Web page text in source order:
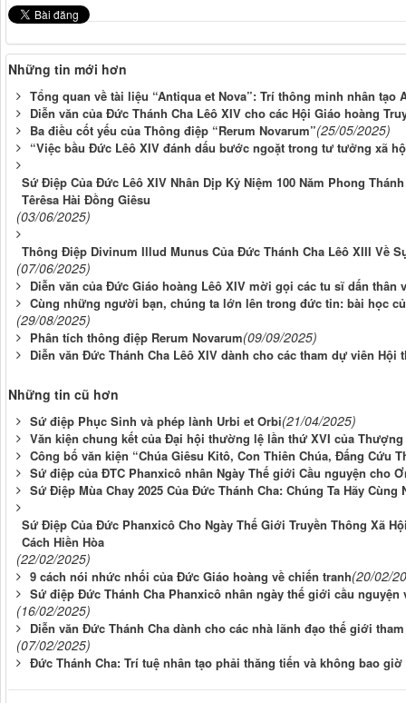
Những tin mới hơn
Tổng quan về tài liệu “Antiqua et Nova”: Trí thông minh nhân tạo
Diễn văn của Đức Thánh Cha Lêô XIV cho các Hội Giáo hoàng
Ba điều cốt yếu của Thông điệp “Rerum Novarum”(25/05/2025)
“Việc bầu Đức Lêô XIV đánh dấu bước ngoặt trong tư tưởng xã
Sứ Điệp Của Đức Lêô XIV Nhân Dịp Kỷ Niệm 100 Năm Phong
Têrêsa Hài Đồng Giêsu
(03/06/2025)
Thông Điệp Divinum Illud Munus Của Đức Thánh Cha Lêô XIII Về
(07/06/2025)
Diễn văn của Đức Giáo hoàng Lêô XIV mời gọi các tu sĩ dấn
Cùng những người bạn, chúng ta lớn lên trong đức tin: bài học
(29/08/2025)
Phân tích thông điệp Rerum Novarum(09/09/2025)
Diễn văn Đức Thánh Cha Lêô XIV dành cho các tham dự viên Hội
Những tin cũ hơn
Sứ điệp Phục Sinh và phép lành Urbi et Orbi(21/04/2025)
Văn kiện chung kết của Đại hội thường lệ lần thứ XVI của
Công bố văn kiện “Chúa Giêsu Kitô, Con Thiên Chúa, Đấng Cứu
Sứ điệp của ĐTC Phanxicô nhân Ngày Thế giới Cầu nguyện cho
Sứ Điệp Mùa Chay 2025 Của Đức Thánh Cha: Chúng Ta Hãy
Sứ Điệp Của Đức Phanxicô Cho Ngày Thế Giới Truyền Thông Xã
Cách Hiền Hòa
(22/02/2025)
9 cách nói nhức nhối của Đức Giáo hoàng về chiến tranh(20/02/
Sứ điệp Đức Thánh Cha Phanxicô nhân ngày thế giới cầu
(16/02/2025)
Diễn văn Đức Thánh Cha dành cho các nhà lãnh đạo thế giới
(07/02/2025)
Đức Thánh Cha: Trí tuệ nhân tạo phải thăng tiến và không bao